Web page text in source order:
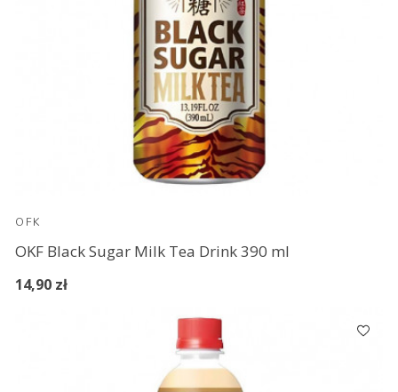
OFK
OKF Black Sugar Milk Tea Drink 390 ml
14,90 zł